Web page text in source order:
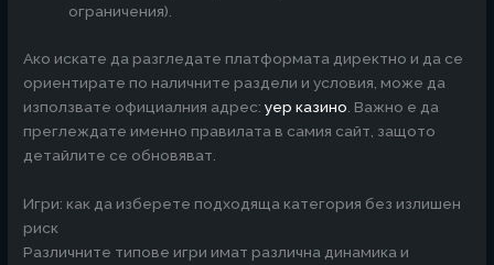
ограничения).
Ако искате да разгледате платформата директно и да се
ориентирате по наличните раздели и условия, може да
използвате официалния адрес:yep казино . Важно е да
преглеждате именно правилата в самия сайт, защото
детайлите се обновяват.
Игри: как да изберете подходяща категория без излишен
риск
Различните типове игри имат различна динамика и